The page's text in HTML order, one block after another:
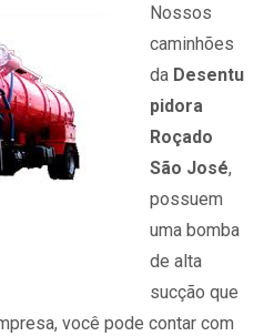
Nossos
caminhões
da Desentu
pidora
Roçado
São José,
possuem
uma bomba
de alta
sucção que
você pode contar com